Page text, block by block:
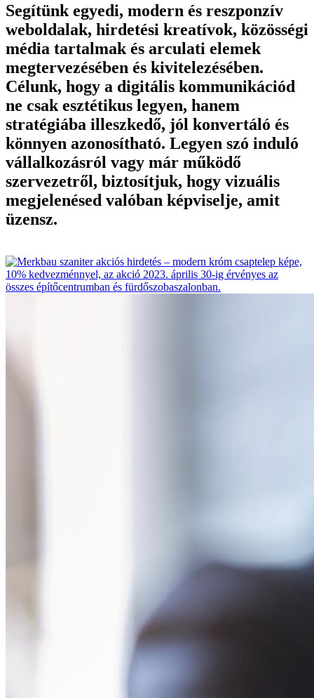
Segítünk egyedi, modern és reszponzív
weboldalak, hirdetési kreatívok, közösségi
média tartalmak és arculati elemek
megtervezésében és kivitelezésében.
Célunk, hogy a digitális kommunikációd
ne csak esztétikus legyen, hanem
stratégiába illeszkedő, jól konvertáló és
könnyen azonosítható. Legyen szó induló
vállalkozásról vagy már működő
szervezetről, biztosítjuk, hogy vizuális
megjelenésed valóban képviselje, amit
üzensz.